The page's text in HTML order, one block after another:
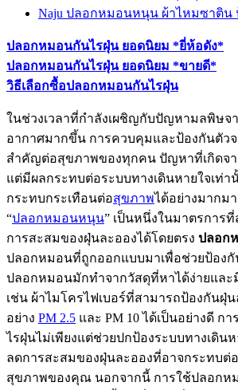
Naju ปลอกหมอนหนุน ผ้าไหมซาติน
ปลอกหมอนกันไรฝุ่น ยอดนิยม *ยี่ห้อดัง*
ปลอกหมอนกันไรฝุ่น ยอดนิยม *ขายดี*
วิธีเลือกซื้อปลอกหมอนกันไรฝุ่น
ในช่วงเวลาที่กำลังเผชิญกับปัญหามลพิษจ
อากาศมากขึ้น การควบคุมและป้องกันตัว
สำคัญต่อสุขภาพของทุกคน ปัญหาที่เกิดจา
แต่มีผลกระทบต่อระบบทางเดินหายใจเท่า
กระทบกระเทือนต่อสุขภาพได้อย่างมากม
“ปลอกหมอนหนุน” เป็นหนึ่งในมาตรการ
การสะสมของฝุ่นละอองได้โดยตรง ปลอก
ปลอกหมอนที่ถูกออกแบบมาเพื่อช่วยป้องกั
ปลอกหมอนมักทำจากวัสดุที่หาได้ง่ายและ
เช่น ผ้าไมโครไฟเบอร์ที่สามารถป้องกันฝุ่
อย่าง PM 2.5 และ PM 10 ได้เป็นอย่างดี ก
ไรฝุ่นไม่เพียงแต่ช่วยปกป้องระบบทางเดิน
ลดการสะสมของฝุ่นละอองที่อาจกระทบต่
สุขภาพของคุณ นอกจากนี้ การใช้ปลอกห